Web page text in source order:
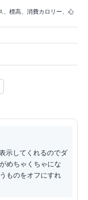
、標高、消費カロリー、心
示してくれるのでダ
めちゃくちゃにな
ものをオフにすれ